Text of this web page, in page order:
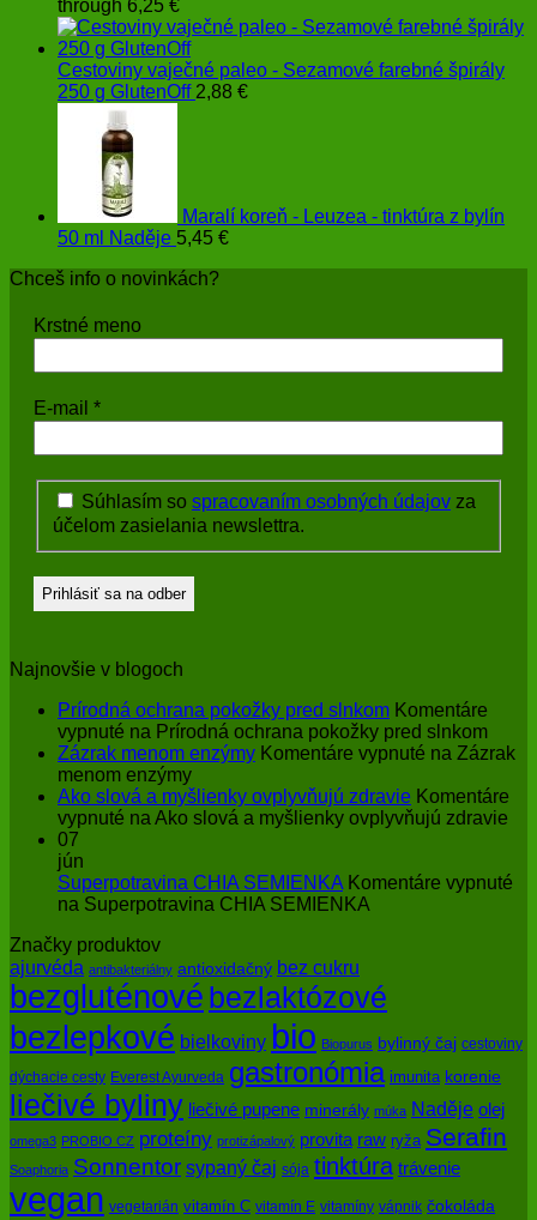
through 6,25 €
Cestoviny vaječné paleo - Sezamové farebné špirály
250 g GlutenOff 2,88 €
Maralí koreň - Leuzea - tinktúra z bylín
50 ml Naděje 5,45 €
Chceš info o novinkách?
Krstné meno
E-mail *
Súhlasím so spracovaním osobných údajov za
účelom zasielania newslettra.
Najnovšie v blogoch
Prírodná ochrana pokožky pred slnkom Komentáre
vypnuté na Prírodná ochrana pokožky pred slnkom
Zázrak menom enzýmy Komentáre vypnuté na Zázrak
menom enzýmy
Ako slová a myšlienky ovplyvňujú zdravie Komentáre
vypnuté na Ako slová a myšlienky ovplyvňujú zdravie
07
jún
Superpotravina CHIA SEMIENKA Komentáre vypnuté
na Superpotravina CHIA SEMIENKA
Značky produktov
ajurvéda antibakteriálny antioxidačný bez cukru
bezgluténové bezlaktózové
bezlepkové bielkoviny bio Biopurus bylinný čaj cestoviny
dýchacie cesty Everest Ayurveda gastronómia imunita korenie
liečivé byliny liečivé pupene minerály múka Naděje olej
omega3 PROBIO CZ proteíny protizápalový provita raw ryža Serafin
Soaphoria Sonnentor sypaný čaj sója tinktúra trávenie
vegan vegetarián vitamín C vitamín E vitamíny vápnik čokoláda